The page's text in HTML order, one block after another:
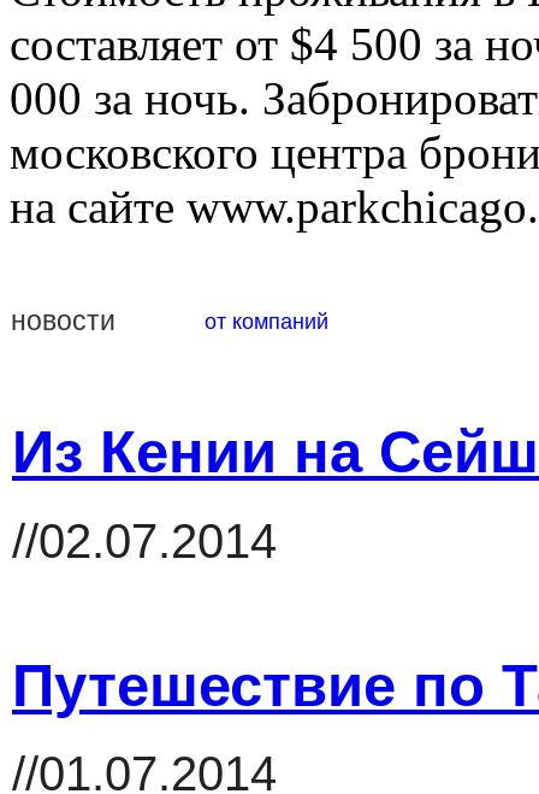
составляет от $4 500 за
000 за ночь.
московского центра
на сайте
новости от компаний
Из Кении на
//02.07.2014
Путешествие по
//01.07.2014